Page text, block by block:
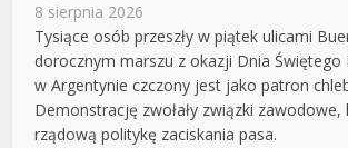
8 sierpnia 2026
Tysiące osób przeszły w piątek ulicami
dorocznym marszu z okazji Dnia
w Argentynie czczony jest jako patron
Demonstrację zwołały związki zawodowe,
rządową politykę zaciskania pasa.